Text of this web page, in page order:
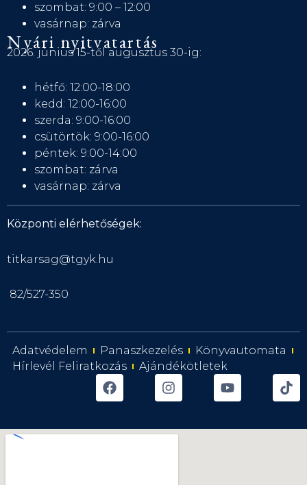
szombat: 9:00 – 12:00
vasárnap: zárva
Nyári nyitvatartás
2026. június 15-től augusztus 30-ig:
hétfő: 12:00-18:00
kedd: 12:00-16:00
szerda: 9:00-16:00
csütörtök: 9:00-16:00
péntek: 9:00-14:00
szombat: zárva
vasárnap: zárva
Központi elérhetőségek:
titkarsag@tgyk.hu
82/527-350
Adatvédelem Panaszkezelés
Könyvautomata
Hírlevél Feliratkozás
Ajándékötletek